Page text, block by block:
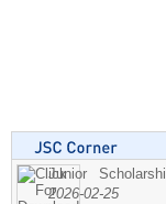
Junior
2026-02-25